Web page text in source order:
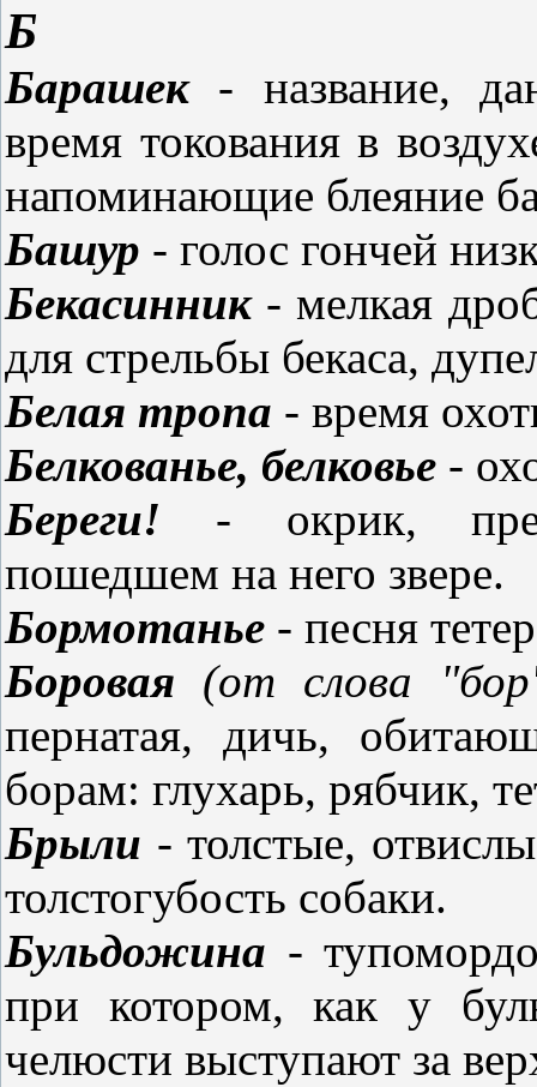
Б
Барашек- название,
время токования в
напоминающие блеяние
Башур - голос гончей
Бекасинник- мелкая
для стрельбы бекаса,
Белая тропа - время
Белкованье, белковье -
Береги! - окрик,
пошедшем на него звере.
Бормотанье - песня
Боровая (от слова
пернатая, дичь,
борам: глухарь, рябчик,
Брыли - толстые,
толстогубость собаки.
Бульдожина -
при котором, как у
челюсти выступают за